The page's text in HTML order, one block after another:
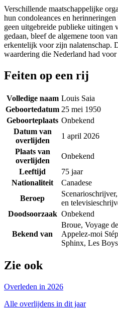
Verschillende maatschappelijke
hun condoleances en
geen uitgebreide publieke uitingen
gedaan, bleef de algemene toon
erkentelijk voor zijn nalatenschap.
waardering die Nederland had
Feiten op een rij
Volledige naam Louis Saia
Geboortedatum 25 mei 1950
Geboorteplaats Onbekend
Datum van
overlijden
1 april 2026
Plaats van
overlijden
Onbekend
Leeftijd
75 jaar
Nationaliteit
Canadese
Beroep
en
Doodsoorzaak Onbekend
Bekend van
Broue, Voyage
Appelez-moi
Sphinx, Les
Zie ook
Overleden in 2026
Alle overlijdens in dit jaar